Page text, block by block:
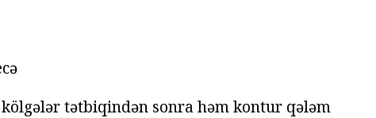
kölgələr tətbiqindən sonra həm kontur qələm